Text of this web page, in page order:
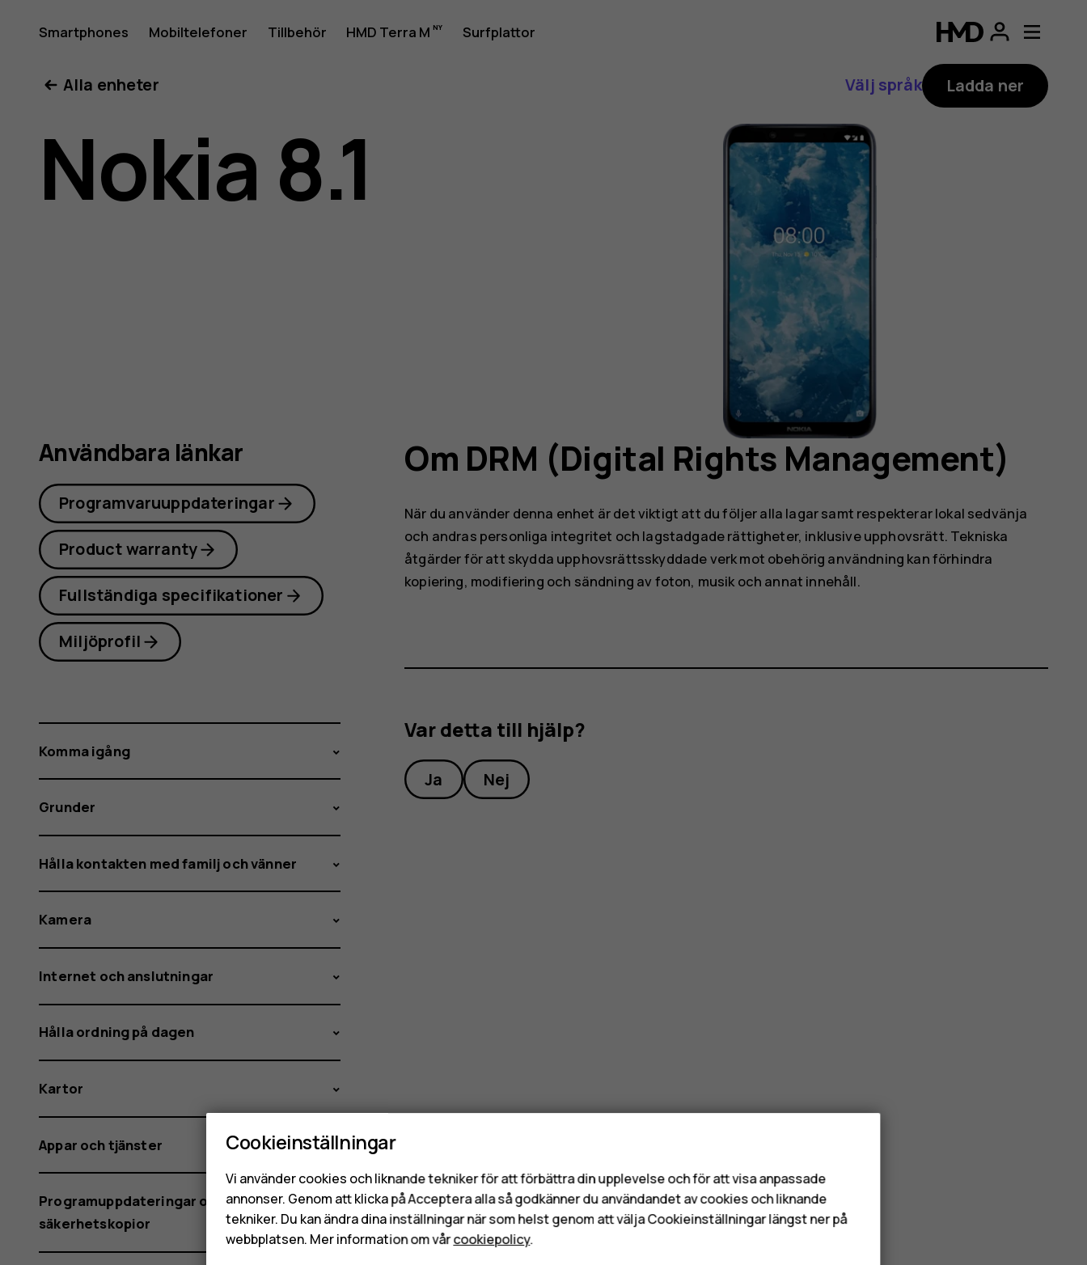
Användarhandbok
för
Nokia
Smartphones Mobiltelefoner Tillbehör HMD Terra M Surfplattor
Alla enheter
Välj språk Ladda ner
Nokia 8.1
Om DRM (Digital Rights Management)
När du använder denna enhet är det viktigt att du följer alla lagar samt respekterar lokal sedvänja
och andras personliga integritet och lagstadgade rättigheter, inklusive upphovsrätt. Tekniska
åtgärder för att skydda upphovsrättsskyddade verk mot obehörig användning kan förhindra
kopiering, modifiering och sändning av foton, musik och annat innehåll.
Var detta till hjälp?
Ja Nej
Användbara länkar
Programvaruuppdateringar
Product warranty
Fullständiga specifikationer
Miljöprofil
Komma igång
Grunder
Hålla kontakten med familj och vänner
Kamera
Internet och anslutningar
Hålla ordning på dagen
Kartor
Appar och tjänster
Programuppdateringar och
säkerhetskopior
Cookieinställningar
Vi använder cookies och liknande tekniker för att förbättra din upplevelse och för att visa anpassade
annonser. Genom att klicka på Acceptera alla så godkänner du användandet av cookies och liknande
tekniker. Du kan ändra dina inställningar när som helst genom att välja Cookieinställningar längst ner på
webbplatsen. Mer information om vårcookiepolicy.